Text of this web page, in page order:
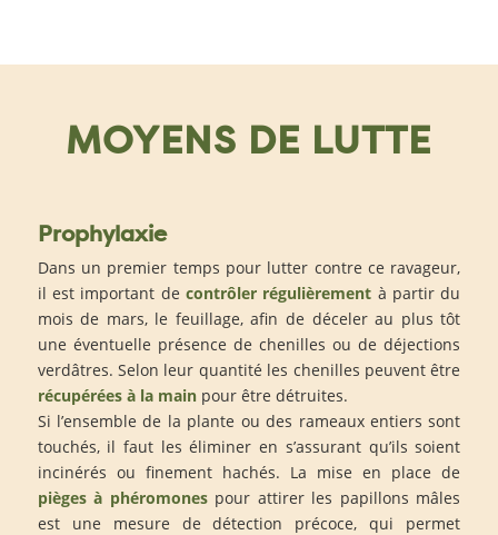
MOYENS DE LUTTE
Prophylaxie
Dans un premier temps pour lutter contre ce ravageur,
il est important de contrôler régulièrement à partir du
mois de mars, le feuillage, afin de déceler au plus tôt
une éventuelle présence de chenilles ou de déjections
verdâtres. Selon leur quantité les chenilles peuvent être
récupérées à la mainpour être détruites.
Si l’ensemble de la plante ou des rameaux entiers sont
touchés, il faut les éliminer en s’assurant qu’ils soient
incinérés ou finement hachés. La mise en place de
pièges à phéromonespour attirer les papillons mâles
est une mesure de détection précoce, qui permet